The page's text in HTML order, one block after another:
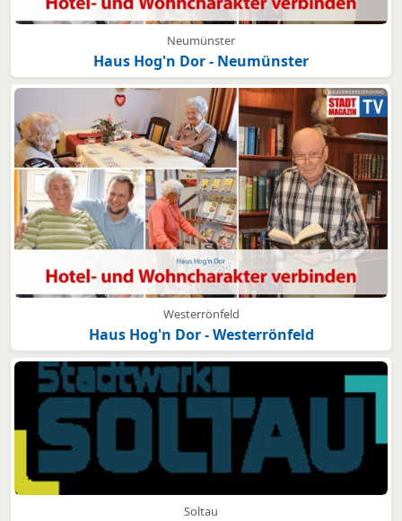
Neumünster
Haus Hog'n Dor - Neumünster
Westerrönfeld
Haus Hog'n Dor - Westerrönfeld
Soltau